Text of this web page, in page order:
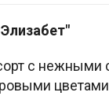
с нежными